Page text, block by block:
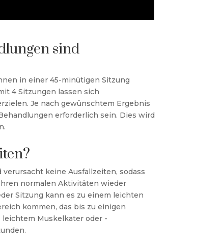
sind
in einer 45-minütigen Sitzung
4 Sitzungen lassen sich
Je nach gewünschtem Ergebnis
erforderlich sein. Dies wird
keine Ausfallzeiten, sodass
normalen Aktivitäten wieder
Sitzung kann es zu einem leichten
kommen, das bis zu einigen
Muskelkater oder -